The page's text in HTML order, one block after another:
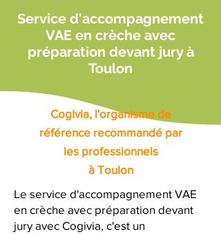
Service d'accompagnement
VAE en crèche avec
préparation devant jury à
Toulon
Cogivia, l'organisme de
référence recommandé par
les professionnels
à Toulon
Le service d'accompagnement VAE
en crèche avec préparation devant
jury avec Cogivia, c'est un